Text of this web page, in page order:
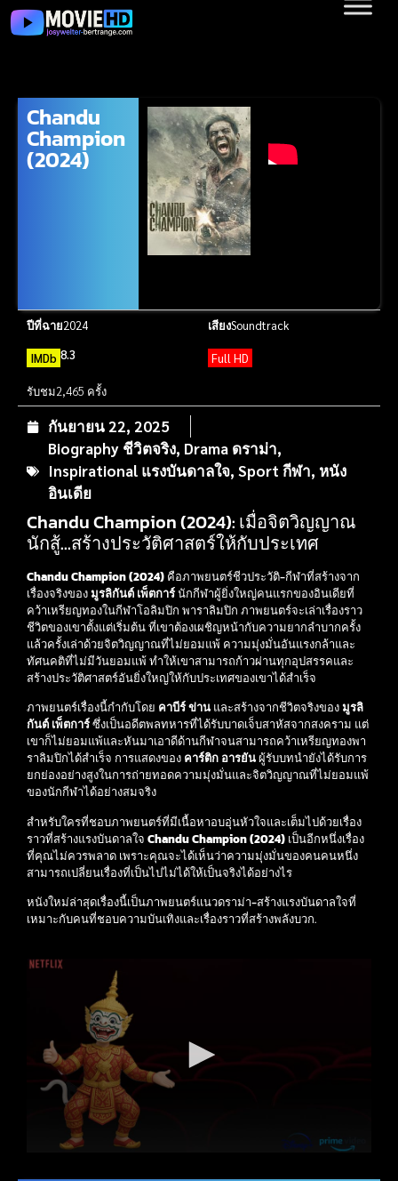
Chandu
Champion
(2024)
ปีที่ฉาย2024 เสียงSoundtrack
IMDb 8.3 Full HD
รับชม2,465 ครั้ง
กันยายน 22, 2025
Biography ชีวิตจริง, Drama ดราม่า,
Inspirational แรงบันดาลใจ, Sport กีฬา, หนัง
อินเดีย
Chandu Champion (2024): เมื่อจิตวิญญาณ
นักสู้…สร้างประวัติศาสตร์ให้กับประเทศ
Chandu Champion (2024) คือภาพยนตร์ชีวประวัติ-กีฬาที่สร้างจาก
เรื่องจริงของมูรลิกันต์ เพ็ตการ์นักกีฬาผู้ยิ่งใหญ่คนแรกของอินเดียที่
คว้าเหรียญทองในกีฬาโอลิมปิก พาราลิมปิก ภาพยนตร์จะเล่าเรื่องราว
ชีวิตของเขาตั้งแต่เริ่มต้น ที่เขาต้องเผชิญหน้ากับความยากลำบากครั้ง
แล้วครั้งเล่าด้วยจิตวิญญาณที่ไม่ยอมแพ้ ความมุ่งมั่นอันแรงกล้าและ
ทัศนคติที่ไม่มีวันยอมแพ้ ทำให้เขาสามารถก้าวผ่านทุกอุปสรรคและ
สร้างประวัติศาสตร์อันยิ่งใหญ่ให้กับประเทศของเขาได้สำเร็จ
ภาพยนตร์เรื่องนี้กำกับโดย คาบีร์ ข่าน และสร้างจากชีวิตจริงของมูรลิ
กันต์ เพ็ตการ์ซึ่งเป็นอดีตพลทหารที่ได้รับบาดเจ็บสาหัสจากสงคราม แต่
เขาก็ไม่ยอมแพ้และหันมาเอาดีด้านกีฬาจนสามารถคว้าเหรียญทองพา
ราลิมปิกได้สำเร็จ การแสดงของ คาร์ติก อารยันผู้รับบทนำยังได้รับการ
ยกย่องอย่างสูงในการถ่ายทอดความมุ่งมั่นและจิตวิญญาณที่ไม่ยอมแพ้
ของนักกีฬาได้อย่างสมจริง
สำหรับใครที่ชอบภาพยนตร์ที่มีเนื้อหาอบอุ่นหัวใจและเต็มไปด้วยเรื่อง
ราวที่สร้างแรงบันดาลใจ Chandu Champion (2024) เป็นอีกหนึ่งเรื่อง
ที่คุณไม่ควรพลาด เพราะคุณจะได้เห็นว่าความมุ่งมั่นของคนคนหนึ่ง
สามารถเปลี่ยนเรื่องที่เป็นไปไม่ได้ให้เป็นจริงได้อย่างไร
หนังใหม่ล่าสุดเรื่องนี้เป็นภาพยนตร์แนวดราม่า-สร้างแรงบันดาลใจที่
เหมาะกับคนที่ชอบความบันเทิงและเรื่องราวที่สร้างพลังบวก.